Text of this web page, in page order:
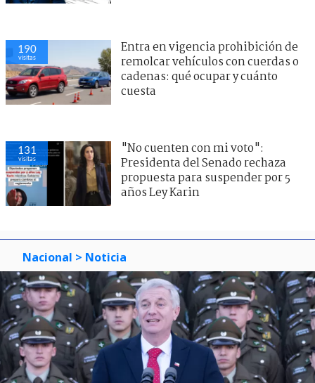
190
visitas
Entra en vigencia prohibición de
remolcar vehículos con cuerdas o
cadenas: qué ocupar y cuánto
cuesta
131
visitas
"No cuenten con mi voto":
Presidenta del Senado rechaza
propuesta para suspender por 5
años Ley Karin
Nacional > Noticia